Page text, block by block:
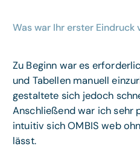
Was war Ihr erster Eindruck
Zu Beginn war es
und Tabellen manuell
gestaltete sich jedoch
Anschließend war ich sehr
intuitiv sich OMBIS web
lässt.